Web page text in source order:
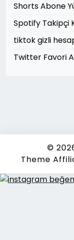
Shorts Abone
Spotify Takipçi
tiktok gizli
Twitter Favori
©
Theme